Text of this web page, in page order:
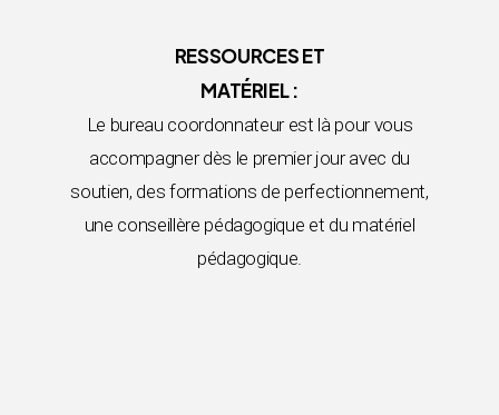
RESSOURCES ET
MATÉRIEL :
Le bureau coordonnateur est là pour vous
accompagner dès le premier jour avec du
soutien, des formations de perfectionnement,
une conseillère pédagogique et du matériel
pédagogique.